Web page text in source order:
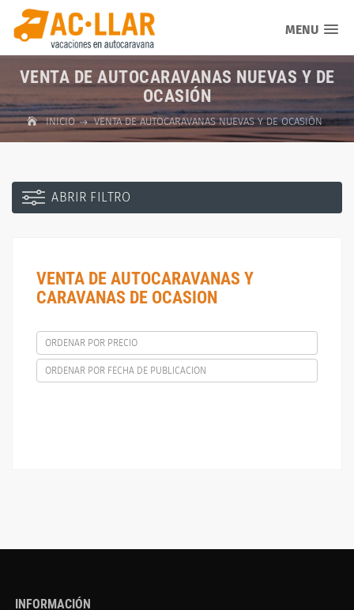
MENU
VENTA DE AUTOCARAVANAS NUEVAS Y DE
OCASIÓN
INICIO VENTA DE AUTOCARAVANAS NUEVAS Y DE OCASIÓN
ABRIR FILTRO
VENTA DE AUTOCARAVANAS Y
CARAVANAS DE OCASION
ORDENAR POR PRECIO
ORDENAR POR FECHA DE PUBLICACION
INFORMACIÓN